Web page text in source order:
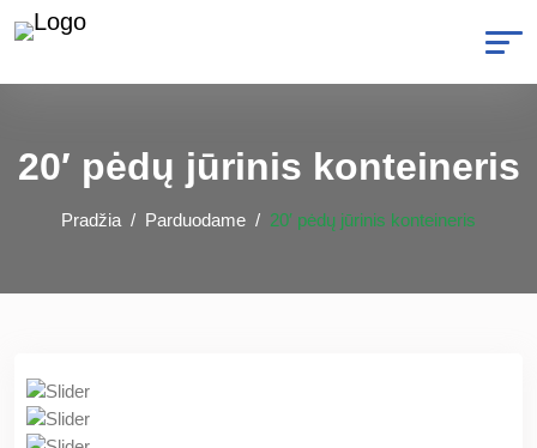
20′ pėdų jūrinis konteineris
Pradžia Parduodame 20′ pėdų jūrinis konteineris